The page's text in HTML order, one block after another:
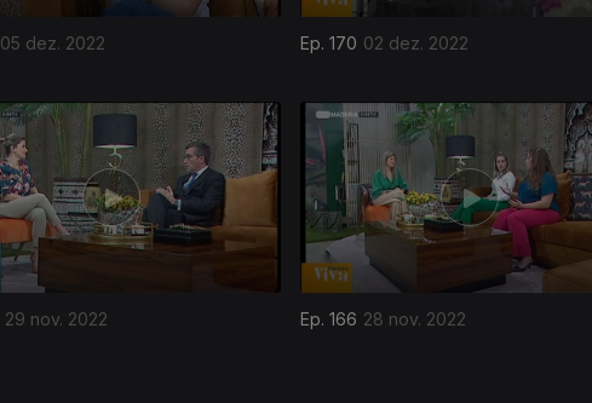
05 dez. 2022 Ep. 170 02 dez. 2022
29 nov. 2022 Ep. 166 28 nov. 2022